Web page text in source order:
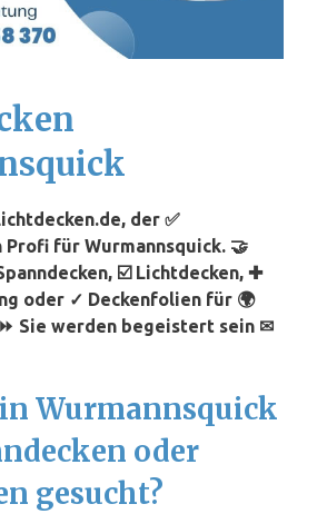
der ✅
Profi für Wurmannsquick. 🤝
☑️ Lichtdecken, ✚
oder ✓ Deckenfolien für 🌍
Sie werden begeistert sein ✉
Wurmannsquick
oder
gesucht?